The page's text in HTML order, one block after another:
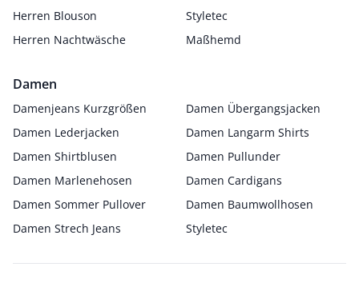
Herren Blouson
Styletec
Herren Nachtwäsche
Maßhemd
Damen
Damenjeans Kurzgrößen
Damen Übergangsjacken
Damen Lederjacken
Damen Langarm Shirts
Damen Shirtblusen
Damen Pullunder
Damen Marlenehosen
Damen Cardigans
Damen Sommer Pullover
Damen Baumwollhosen
Damen Strech Jeans
Styletec